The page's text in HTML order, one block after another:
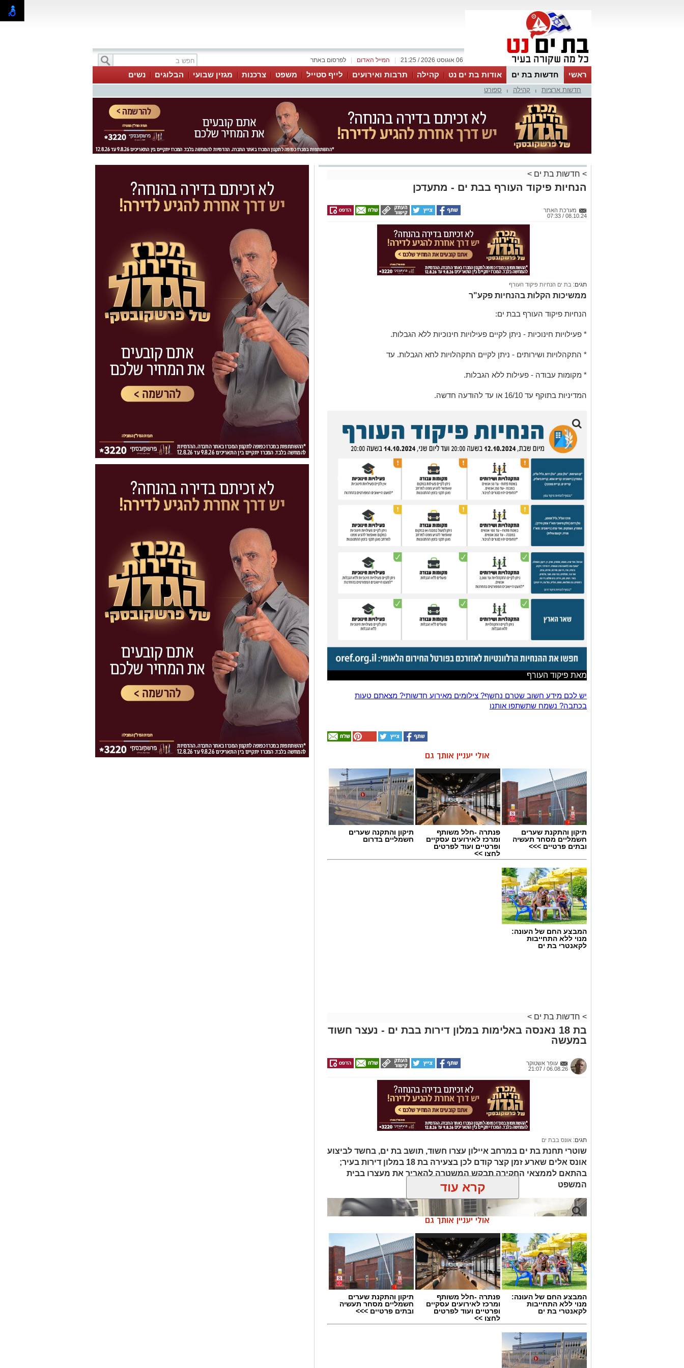
לפרסום באתר המייל האדום 06 אוגוסט 2026 / 21:25
ראשי חדשות בת ים אודות בת ים נט קהילה תרבות ואירועים לייף סטייל משפט צרכנות מגזין שבועי הבלוגים נשים
חדשות ארציות קהילה ספורט
> חדשות בת ים >
הנחיות פיקוד העורף בבת ים - מתעדכן
מערכת האתר
08.10.24 / 07:33
תגים: בת ים הנחיות פיקוד העורף
ממשיכות הקלות בהנחיות פקע"ר
הנחיות פיקוד העורף בבת ים:
* פעילויות חינוכיות - ניתן לקיים פעילויות חינוכיות ללא הגבלות.
* התקהלויות ושירותים - ניתן לקיים התקהלויות לחא הגבלות. עד
* מקומות עבודה - פעילות ללא הגבלות.
המדיניות בתוקף עד 16/10 או עד להודעה חדשה.
מאת פיקוד העורף
יש לכם מידע חשוב שטרם נחשף? צילומים מאירוע חדשותי? מצאתם טעות
בכתבה? נשמח שתשתפו אותנו
אולי יעניין אותך גם
תיקון והתקנת שערים
חשמליים מסחר תעשיה
ובתים פרטיים >>>
פנתרה -חלל משותף
ומרכז לאירועים עסקיים
ופרטיים ועוד לפרטים
לחצו >>
תיקון והתקנה שערים
חשמליים בדרום
המבצע החם של העונה:
מנוי ללא התחייבות
לקאנטרי בת ים
> חדשות בת ים >
בת 18 נאנסה באלימות במלון דירות בבת ים - נעצר חשוד
במעשה
עופר אשטוקר
06.08.26 / 21:07
תגים: אונס בבת ים
שוטרי תחנת בת ים במרחב איילון עצרו חשוד, תושב בת ים, בחשד לביצוע
אונס אלים שארע זמן קצר קודם לכן בצעירה בת 18 במלון דירות בעיר;
בהתאם לממצאי החקירה תבקש המשטרה להאריך את מעצרו בבית
המשפט
קרא עוד
אולי יעניין אותך גם
המבצע החם של העונה:
מנוי ללא התחייבות
לקאנטרי בת ים
פנתרה -חלל משותף
ומרכז לאירועים עסקיים
ופרטיים ועוד לפרטים
לחצו >>
תיקון והתקנת שערים
חשמליים מסחר תעשיה
ובתים פרטיים >>>